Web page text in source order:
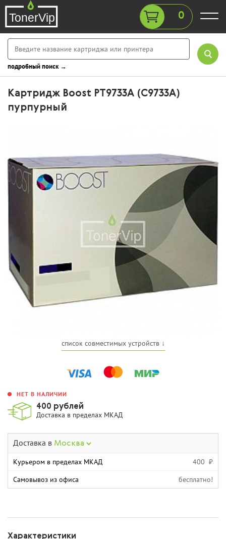
0
подробный поиск →
Картридж Boost PT9733A (C9733A)
пурпурный
список совместимых устройств ↓
НЕТ В НАЛИЧИИ
400 рублей
Доставка в пределах МКАД
Доставка в Москва
Курьером в пределах МКАД
400 ₽
Самовывоз из офиса
бесплатно!
Характеристики